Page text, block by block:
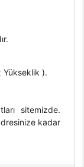
Yükseklik ).
sitemizde.
kadar